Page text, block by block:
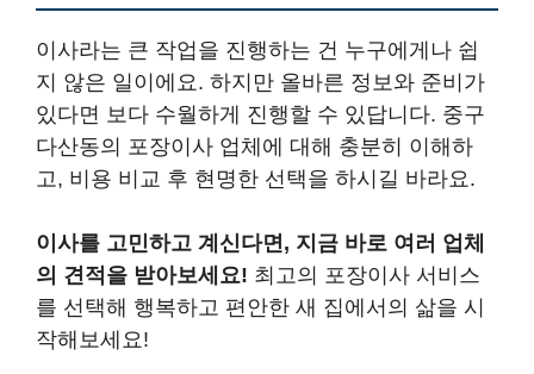
이사라는 큰 작업을 진행하는 건 누구에게나 쉽
지 않은 일이에요. 하지만 올바른 정보와 준비가
있다면 보다 수월하게 진행할 수 있답니다. 중구
다산동의 포장이사 업체에 대해 충분히 이해하
고, 비용 비교 후 현명한 선택을 하시길 바라요.
이사를 고민하고 계신다면, 지금 바로 여러 업체
의 견적을 받아보세요! 최고의 포장이사 서비스
를 선택해 행복하고 편안한 새 집에서의 삶을 시
작해보세요!